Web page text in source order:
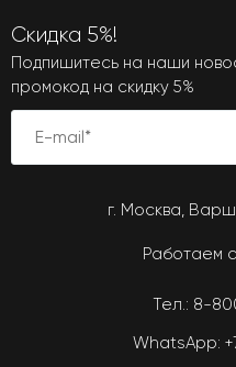
Скидка 5%!
Подпишитесь на наши
промокод на скидку 5%
г. Москва,
Работаем
Тел.: 8-
WhatsApp: